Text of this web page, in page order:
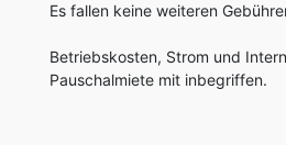
Es fallen keine weiteren
Betriebskosten, Strom und
Pauschalmiete mit inbegriffen.